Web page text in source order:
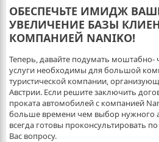
ОБЕСПЕЧЬТЕ ИМИДЖ
УВЕЛИЧЕНИЕ БАЗЫ
КОМПАНИЕЙ NANIKO!
Теперь, давайте подумать
услуги необходимы для большой
туристической компании,
Австрии. Если решите заключить
проката автомобилей с компанией
больше времени чем выбор нужного
всегда готовы проконсультировать
Вас вопросу.